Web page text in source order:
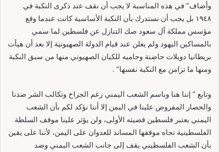
وأضاف” في هذه المناسبة لا يجب أن نقف عند ذكرى النكبة في
١٩٤٨ بل يجب أن نستدرك بأن النكبة الأساسية كانت عندما وقع
مؤسس مملكة آل سعود صك التنازل عن فلسطين لما سمي
بالمساكين اليهود ولم يعلن عند قيام الدولة الصهيونية إلا بعد أن هيأت
بريطانيا دويلات حاضنة وحاميه للكيان الصهيوني منها من سبق النكبة
ومنها ما تزامن مع النكبة نفسها” .
وتابع ” إننا هنا وباسم الشعب اليمني رغم الجراح وتكالب الشر ضدنا
والحصار المفروض علينا في اليمن إلا أننا نؤكد لكم بأن الشعب
اليمني يعتبر فلسطين قضيته الأولى، ولن يؤثر علينا موقف السلطة
الفلسطينية تجاه موقفها المساند للعدوان على اليمن، لأننا على يقين
بأن الشعب الفلسطيني يقف إلى جانب الشعب اليمني وضد